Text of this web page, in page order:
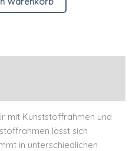
mit Kunststoffrahmen und
lässt sich
in unterschiedlichen